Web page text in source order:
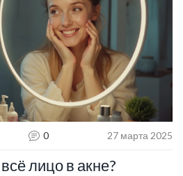
0 27 марта 2025
лицо в акне?